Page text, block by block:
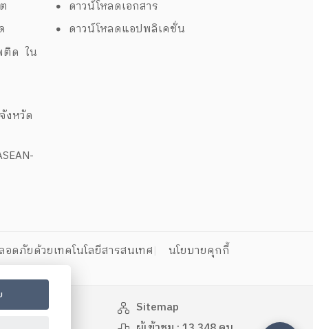
ติด ใน
งหวัด
ดาวน์โหลดเอกสาร
ดาวน์โหลดแอปพลิเคชั่น
ดภัยด้วยเทคโนโลยีสารสนเทศ
นโยบายคุกกี้
Sitemap